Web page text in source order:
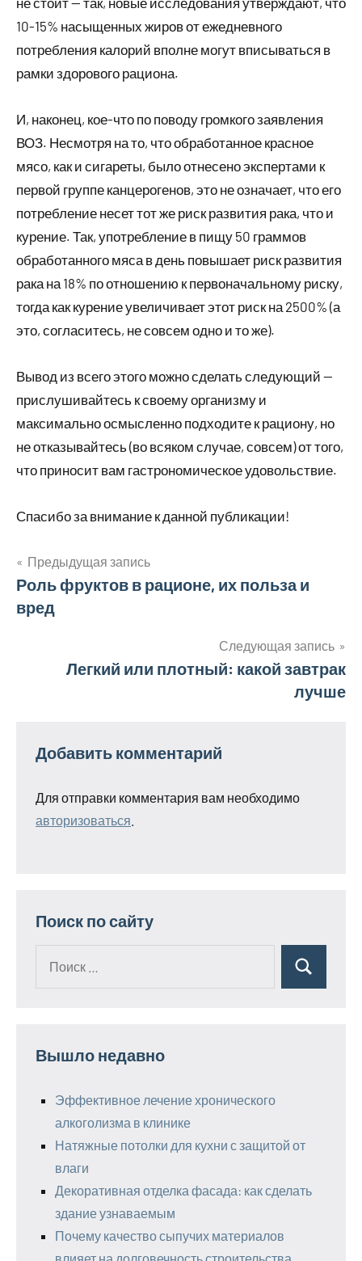
10-15% насыщенных жиров от ежедневного
потребления калорий вполне могут вписываться в
рамки здорового рациона.
И, наконец, кое-что по поводу громкого заявления
ВОЗ. Несмотря на то, что обработанное красное
мясо, как и сигареты, было отнесено экспертами к
первой группе канцерогенов, это не означает, что его
потребление несет тот же риск развития рака, что и
курение. Так, употребление в пищу 50 граммов
обработанного мяса в день повышает риск развития
рака на 18% по отношению к первоначальному риску,
тогда как курение увеличивает этот риск на 2500% (а
это, согласитесь, не совсем одно и то же).
Вывод из всего этого можно сделать следующий —
прислушивайтесь к своему организму и
максимально осмысленно подходите к рациону, но
не отказывайтесь (во всяком случае, совсем) от того,
что приносит вам гастрономическое удовольствие.
Спасибо за внимание к данной публикации!
Навигация
по
Предыдущая запись
Роль фруктов в рационе, их польза и
вред
Следующая запись
Легкий или плотный: какой завтрак
лучше
Добавить комментарий
Для отправки комментария вам необходимо
авторизоваться
Поиск по сайту
Поиск
Вышло недавно
Эффективное лечение хронического
алкоголизма в клинике
Натяжные потолки для кухни с защитой от
влаги
Декоративная отделка фасада: как сделать
здание узнаваемым
Почему качество сыпучих материалов